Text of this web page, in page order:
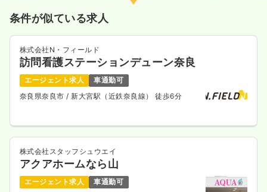
日勤のみ（パート）
給与 時給 1,400〜1,700円
日祝休み
ブランク可 第二新卒可 時給1,700円以上可
気になる
条件が似ている求人
株式会社N・フィールド
訪問看護ステーションデューン奈良
エージェント求人
車通勤可
奈良県奈良市 / 新大宮駅（近鉄奈良線） 徒歩6分
株式会社スタッフシュウエイ
アクアホームなら山
エージェント求人
車通勤可